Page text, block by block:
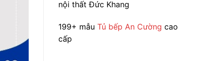
nội thất Đức Khang
199+ mẫu Tủ bếp An Cường cao
cấp